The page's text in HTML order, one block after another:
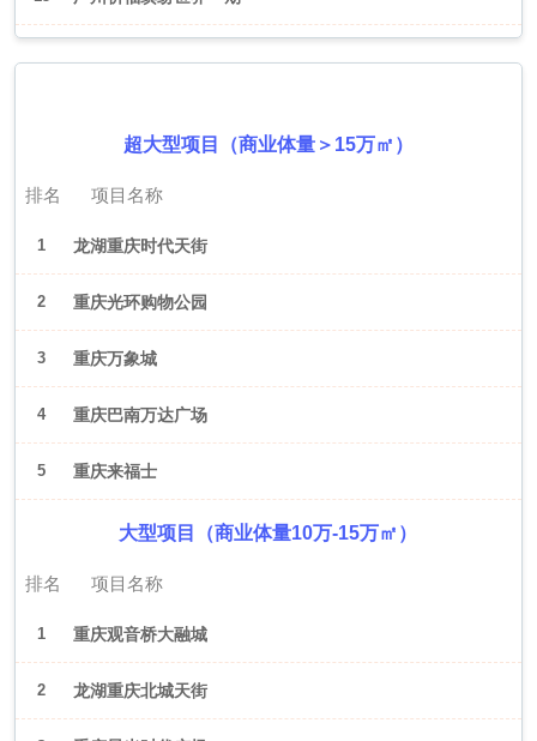
超大型项目（商业体量＞15万㎡）
排名 项目名称
1 龙湖重庆时代天街
2 重庆光环购物公园
3 重庆万象城
4 重庆巴南万达广场
5 重庆来福士
大型项目（商业体量10万-15万㎡）
排名 项目名称
1 重庆观音桥大融城
2 龙湖重庆北城天街